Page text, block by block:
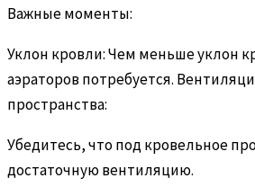
Важные моменты:
Уклон кровли: Чем меньше уклон
аэраторов потребуется.
пространства:
Убедитесь, что под кровельное
достаточную вентиляцию.